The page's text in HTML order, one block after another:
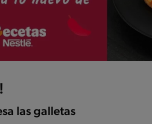
las galletas